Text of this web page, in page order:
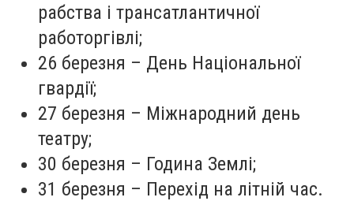
рабства і трансатлантичної
работоргівлі;
26 березня – День Національної
гвардії;
27 березня – Міжнародний день
театру;
30 березня – Година Землі;
31 березня – Перехід на літній час.